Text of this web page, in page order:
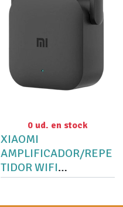
0 ud. en stock
XIAOMI
AMPLIFICADOR/REPE
TIDOR WIFI
EXTENDER PRO